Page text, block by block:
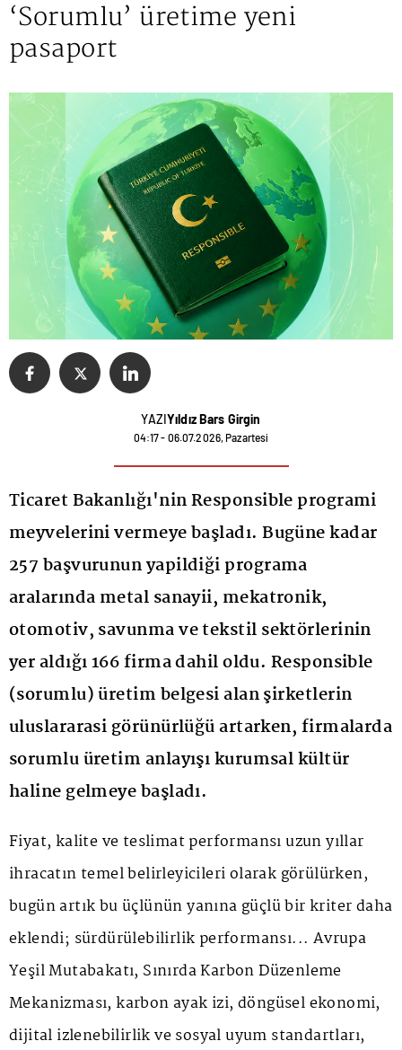
‘Sorumlu’ üretime yeni
pasaport
YAZIYıldız Bars Girgin
04:17 - 06.07.2026, Pazartesi
Ticaret Bakanlığı'nin Responsible programi
meyvelerini vermeye başladı. Bugüne kadar
257 başvurunun yapildiği programa
aralarında metal sanayii, mekatronik,
otomotiv, savunma ve tekstil sektörlerinin
yer aldığı 166 firma dahil oldu. Responsible
(sorumlu) üretim belgesi alan şirketlerin
uluslararasi görünürlüğü artarken, firmalarda
sorumlu üretim anlayışı kurumsal kültür
haline gelmeye başladı.
Fiyat, kalite ve teslimat performansı uzun yıllar
ihracatın temel belirleyicileri olarak görülürken,
bugün artık bu üçlünün yanına güçlü bir kriter daha
eklendi; sürdürülebilirlik performansı... Avrupa
Yeşil Mutabakatı, Sınırda Karbon Düzenleme
Mekanizması, karbon ayak izi, döngüsel ekonomi,
dijital izlenebilirlik ve sosyal uyum standartları,